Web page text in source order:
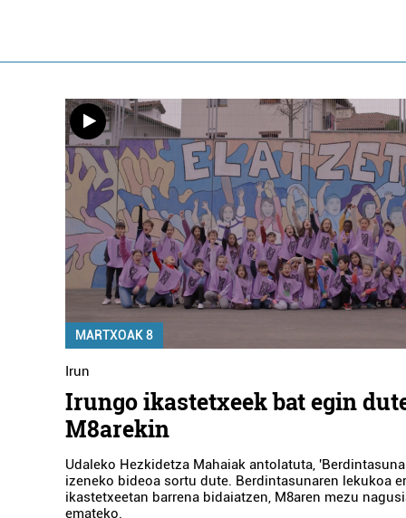
MARTXOAK 8
Irun
Irungo ikastetxeek bat egin
M8arekin
Udaleko Hezkidetza Mahaiak antolatuta,
izeneko bideoa sortu dute. Berdintasunaren lekukoa
ikastetxeetan barrena bidaiatzen, M8aren mezu
emateko.